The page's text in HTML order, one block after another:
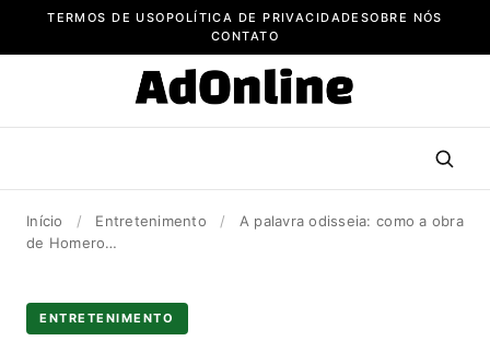
TERMOS DE USOPOLÍTICA DE PRIVACIDADE SOBRE NÓS
CONTATO
Início / Entretenimento /
A palavra odisseia: como a obra
de Homero…
ENTRETENIMENTO